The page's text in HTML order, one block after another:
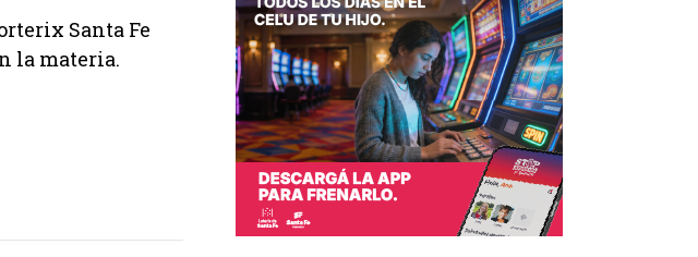
Santa Fe
la materia.